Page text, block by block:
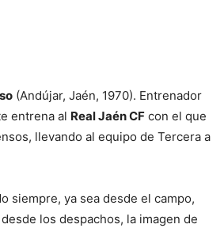
(Andújar, Jaén, 1970). Entrenador
entrena al Real Jaén CF con el que
llevando al equipo de Tercera a
siempre, ya sea desde el campo,
los despachos, la imagen de